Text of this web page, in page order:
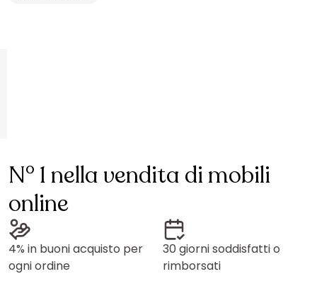
N° 1 nella vendita di mobili
online
4% in buoni acquisto per
ogni ordine
30 giorni soddisfatti o
rimborsati